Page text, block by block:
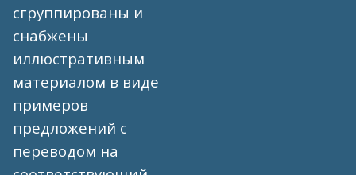
сгруппированы и
снабжены
иллюстративным
материалом в виде
примеров
предложений с
переводом на